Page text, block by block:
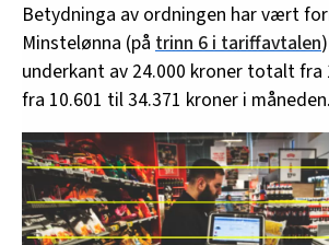
Betydninga av ordningen har vært
Minstelønna (på trinn 6 i tariffavtalen
underkant av 24.000 kroner totalt fra
fra 10.601 til 34.371 kroner i måneden.